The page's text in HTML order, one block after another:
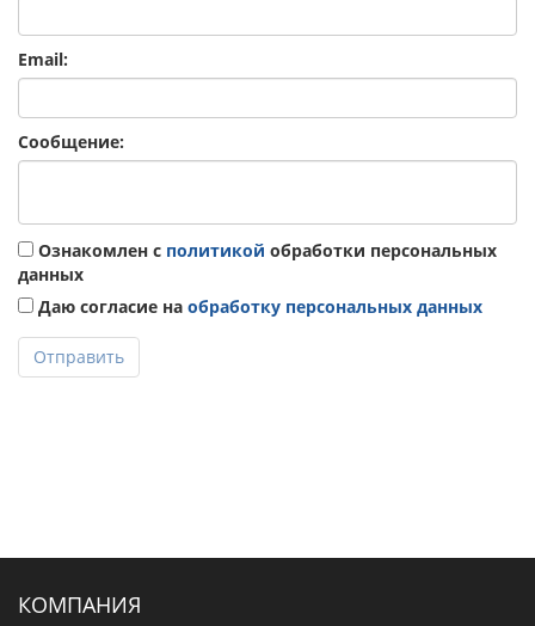
Email:
Сообщение:
Ознакомлен с политикой обработки персональных
данных
Даю согласие на обработку персональных данных
Отправить
КОМПАНИЯ